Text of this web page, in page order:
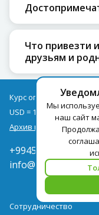
Что привезти
друзьям и
Мы
наш сайт
Курс оплаты туров на
USD = 1,71
EUR = 1,97
Архив курсов
+994502285435
info@pegast.az
Сотрудничество